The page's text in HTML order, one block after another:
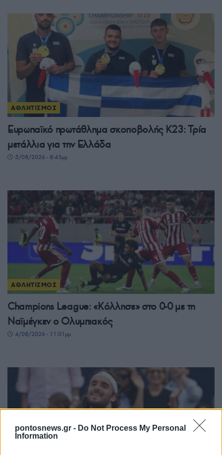
pontosnews.gr - Do Not Process My Personal
Information
ΑΘΛΗΤΙΣΜΟΣ
Ευρωπαϊκό πρωτάθλημα σκοποβολής Κ23: Τρία
μετάλλια για την Ελλάδα
5/08/2026 - 8:43μμ
ΑΘΛΗΤΙΣΜΟΣ
Champions League: «Κόλλησε» στο 0-0 με τη
Ναϊμέγκεν ο Ολυμπιακός
4/08/2026 - 11:01μμ